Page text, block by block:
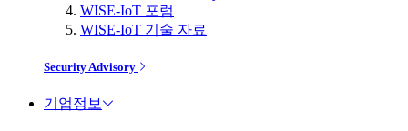
WISE-IoT 포럼
WISE-IoT 기술 자료
Security Advisory
기업정보